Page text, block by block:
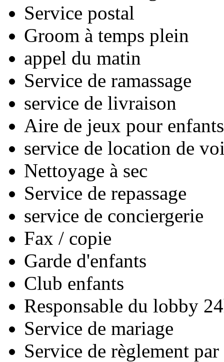
Service postal
Groom à temps plein
appel du matin
Service de ramassage
service de livraison
Aire de jeux pour enfants
service de location de
Nettoyage à sec
Service de repassage
service de conciergerie
Fax / copie
Garde d'enfants
Club enfants
Responsable du lobby
Service de mariage
Service de règlement